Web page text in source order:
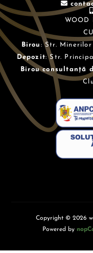
WOOD
Birou : Str. Minerilor
Depozit: Str.
Birou consultanță
Copyright © 2026
Powered by